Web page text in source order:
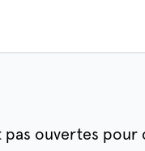
pas ouvertes pour